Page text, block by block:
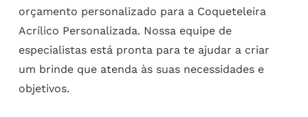
orçamento personalizado para a Coqueteleira
Acrílico Personalizada. Nossa equipe de
especialistas está pronta para te ajudar a criar
um brinde que atenda às suas necessidades e
objetivos.